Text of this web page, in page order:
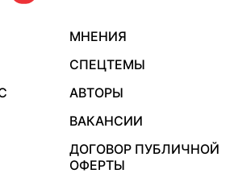
МНЕНИЯ
СПЕЦТЕМЫ
АВТОРЫ
ВАКАНСИИ
ДОГОВОР ПУБЛИЧНОЙ
ОФЕРТЫ